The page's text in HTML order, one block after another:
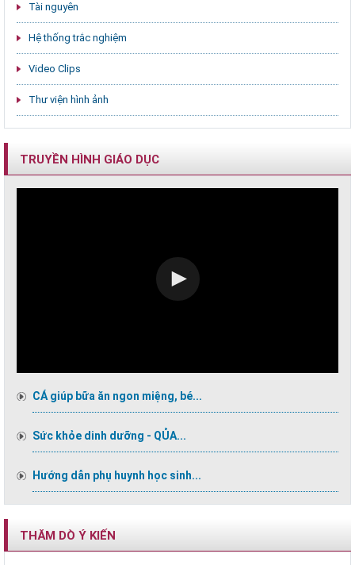
Tài nguyên
Hệ thống trắc nghiệm
Video Clips
Thư viện hình ảnh
TRUYỀN HÌNH GIÁO DỤC
CÁ giúp bữa ăn ngon miệng, bé...
Sức khỏe dinh dưỡng - QỦA...
Hướng dẫn phụ huynh học sinh...
THĂM DÒ Ý KIẾN